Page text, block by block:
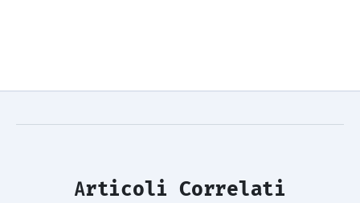
Articoli Correlati